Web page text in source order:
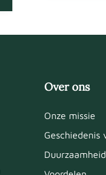
Over ons
Onze missie
Duurzaamheid